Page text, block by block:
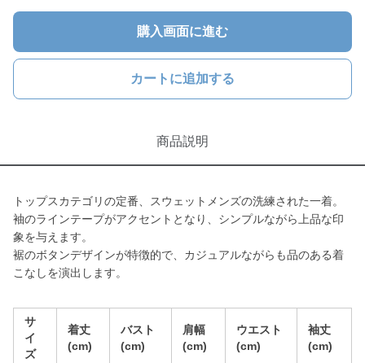
購入画面に進む
カートに追加する
商品説明
トップスカテゴリの定番、スウェットメンズの洗練された一着。
袖のラインテープがアクセントとなり、シンプルながら上品な印
象を与えます。
裾のボタンデザインが特徴的で、カジュアルながらも品のある着
こなしを演出します。
サ
イ
ズ
着丈
(cm)
バスト
(cm)
肩幅
(cm)
ウエスト
(cm)
袖丈
(cm)